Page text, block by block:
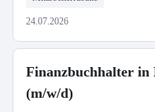
24.07.2026
Finanzbuchhalter in
(m/w/d)